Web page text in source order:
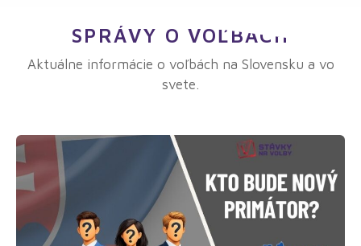
SPRÁVY O VOĽBÁCH
Aktuálne informácie o voľbách na Slovensku a vo
svete.